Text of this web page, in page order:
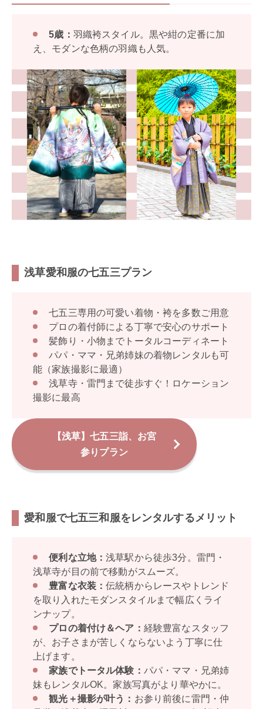
5歳： 羽織袴スタイル。黒や紺の定番に加
え、モダンな色柄の羽織も人気。
浅草愛和服の七五三プラン
七五三専用の可愛い着物・袴を多数ご用意
プロの着付師による丁寧で安心のサポート
髪飾り・小物までトータルコーディネート
パパ・ママ・兄弟姉妹の着物レンタルも可
能（家族撮影に最適）
浅草寺・雷門まで徒歩すぐ！ロケーション
撮影に最高
【浅草】七五三詣、お宮
参りプラン
愛和服で七五三和服をレンタルするメリット
便利な立地：浅草駅から徒歩3分。雷門・
浅草寺が目の前で移動がスムーズ。
豊富な衣装：伝統柄からレースやトレンド
を取り入れたモダンスタイルまで幅広くライ
ンナップ。
プロの着付け＆ヘア： 経験豊富なスタッフ
が、お子さまが苦しくならないよう丁寧に仕
上げます。
家族でトータル体験： パパ・ママ・兄弟姉
妹もレンタルOK。家族写真がより華やかに。
観光＋撮影が叶う： お参り前後に雷門・仲